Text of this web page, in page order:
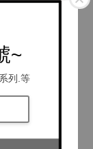
~
列.等